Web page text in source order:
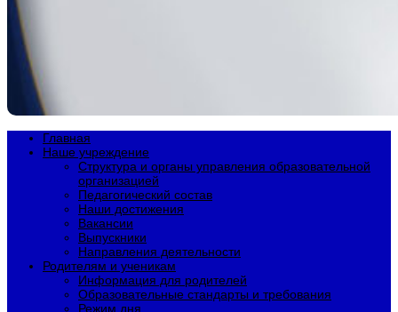
Главная
Наше учреждение
Структура и органы управления образовательной
организацией
Педагогический состав
Наши достижения
Вакансии
Выпускники
Направления деятельности
Родителям и ученикам
Информация для родителей
Образовательные стандарты и требования
Режим дня